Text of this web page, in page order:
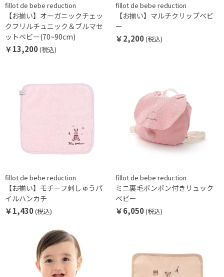
fillot de bebe reduction
【お揃い】オーガニックチェッ
クフリルチュニック＆ブルマセ
ットベビー(70~90cm)
￥13,200(税込)
fillot de bebe reduction
【お揃い】マルチクリップベビ
ー
￥2,200(税込)
fillot de bebe reduction
【お揃い】モチーフ刺しゅうパ
イルハンカチ
￥1,430(税込)
fillot de bebe reduction
ミニ裏毛ポンポン付きリュック
ベビー
￥6,050(税込)